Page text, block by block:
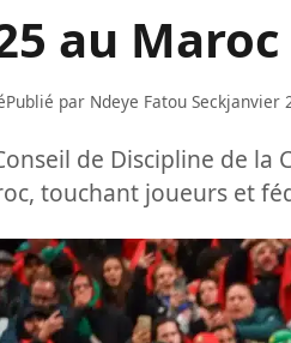
au Maroc
Publié par Ndeye Fatou Seckjanvier
de Discipline de la
touchant joueurs et